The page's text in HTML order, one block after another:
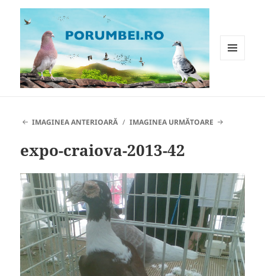
IMAGINEA ANTERIOARĂ IMAGINEA URMĂTOARE
expo-craiova-2013-42